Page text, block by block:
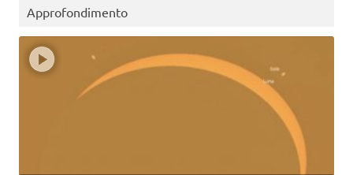
Approfondimento